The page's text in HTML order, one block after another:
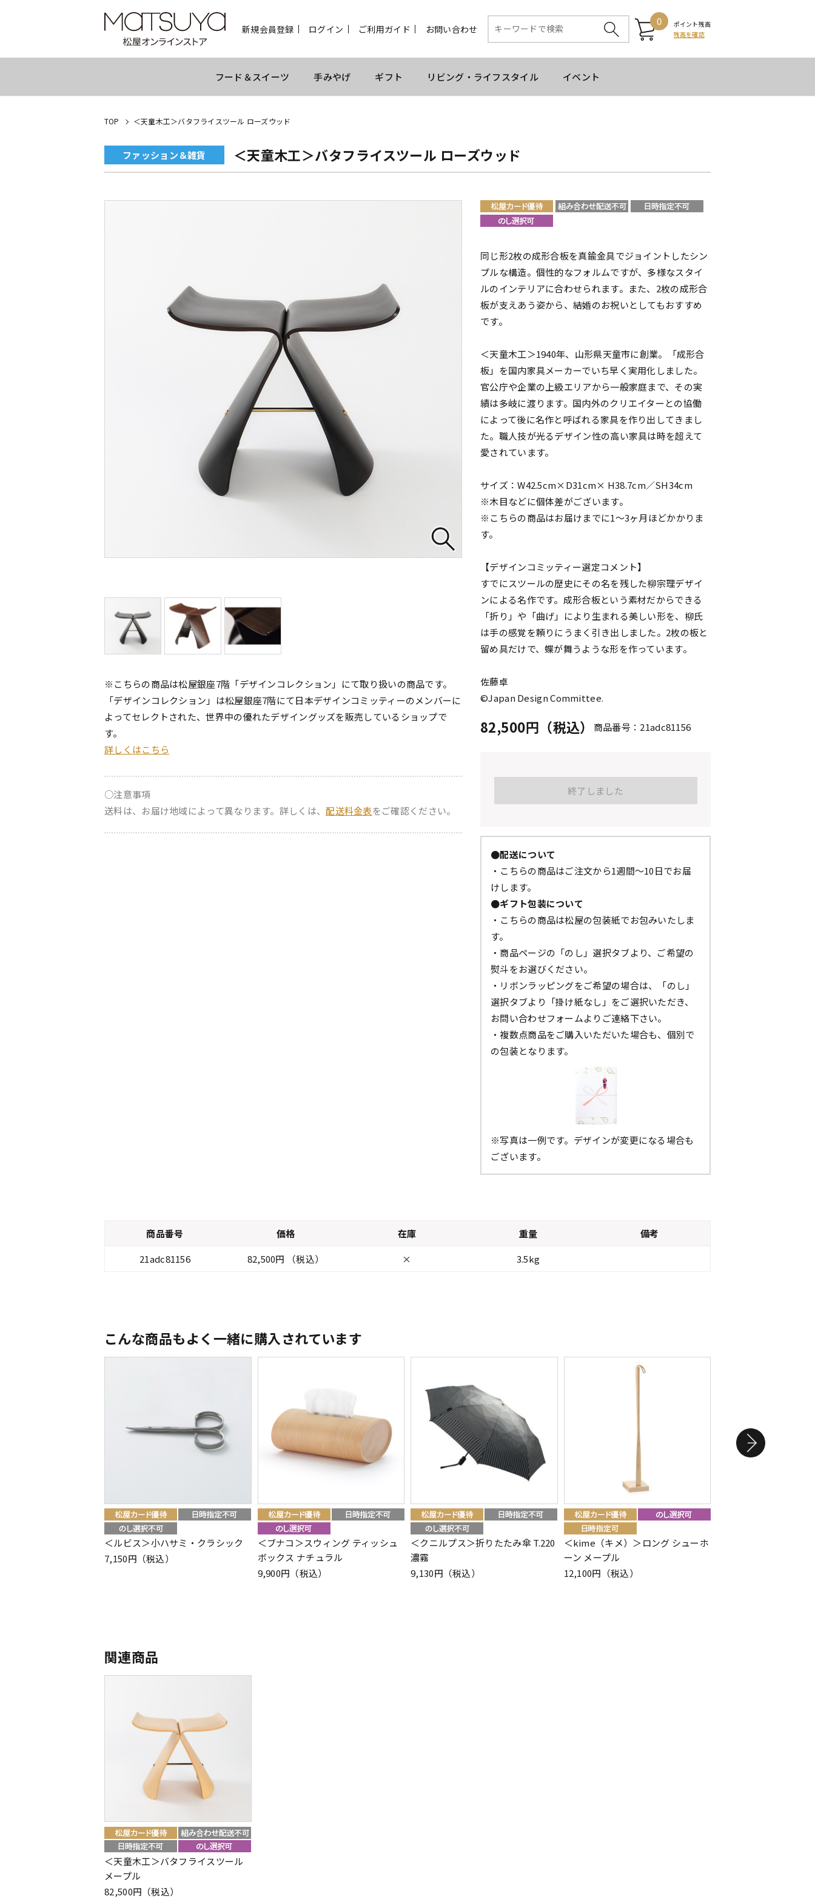
新規会員登録 ログイン ご利用ガイド お問い合わせ
0
ポイント残高
残高を確認
フード＆スイーツ 手みやげ ギフト リビング・ライフスタイル イベント
TOP ＜天童木工＞バタフライスツール ローズウッド
ファッション＆雑貨 ＜天童木工＞バタフライスツール ローズウッド
※こちらの商品は松屋銀座7階「デザインコレクション」にて取り扱いの商品です。
「デザインコレクション」は松屋銀座7階にて日本デザインコミッティーのメンバーに
よってセレクトされた、世界中の優れたデザイングッズを販売しているショップで
す。
詳しくはこちら
○注意事項
送料は、お届け地域によって異なります。詳しくは、配送料金表をご確認ください。
同じ形2枚の成形合板を真鍮金具でジョイントしたシン
プルな構造。個性的なフォルムですが、多様なスタイ
ルのインテリアに合わせられます。また、2枚の成形合
板が支えあう姿から、結婚のお祝いとしてもおすすめ
です。
＜天童木工＞1940年、山形県天童市に創業。「成形合
板」を国内家具メーカーでいち早く実用化しました。
官公庁や企業の上級エリアから一般家庭まで、その実
績は多岐に渡ります。国内外のクリエイターとの協働
によって後に名作と呼ばれる家具を作り出してきまし
た。職人技が光るデザイン性の高い家具は時を超えて
愛されています。
サイズ：W42.5cm×D31cm× H38.7cm／SH34cm
※木目などに個体差がございます。
※こちらの商品はお届けまでに1～3ヶ月ほどかかりま
す。
【デザインコミッティー選定コメント】
すでにスツールの歴史にその名を残した柳宗理デザイ
ンによる名作です。成形合板という素材だからできる
「折り」や「曲げ」により生まれる美しい形を、柳氏
は手の感覚を頼りにうまく引き出しました。2枚の板と
留め具だけで、蝶が舞うような形を作っています。
佐藤卓
©Japan Design Committee.
82,500円（税込） 商品番号：21adc81156
終了しました
●配送について
・こちらの商品はご注文から1週間～10日でお届
けします。
●ギフト包装について
・こちらの商品は松屋の包装紙でお包みいたしま
す。
・商品ページの「のし」選択タブより、ご希望の
熨斗をお選びください。
・リボンラッピングをご希望の場合は、「のし」
選択タブより「掛け紙なし」をご選択いただき、
お問い合わせフォームよりご連絡下さい。
・複数点商品をご購入いただいた場合も、個別で
の包装となります。
※写真は一例です。デザインが変更になる場合も
ございます。
商品番号 価格 在庫 重量
備考
21adc81156
82,500円 （税込） × 3.5kg
こんな商品もよく一緒に購入されています
＜ルビス＞小ハサミ・クラシック
7,150円（税込）
＜ブナコ＞スウィング ティッシュ
ボックス ナチュラル
9,900円（税込）
＜クニルプス＞折りたたみ傘 T.220
濃霧
9,130円（税込）
＜kime（キメ）＞ロング シューホ
ーン メープル
12,100円（税込）
関連商品
＜天童木工＞バタフライスツール
メープル
82,500円（税込）